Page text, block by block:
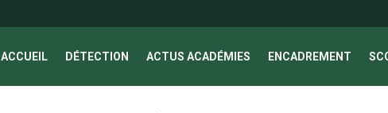
ACCUEIL DÉTECTION ACTUS ACADÉMIES ENCADREMENT